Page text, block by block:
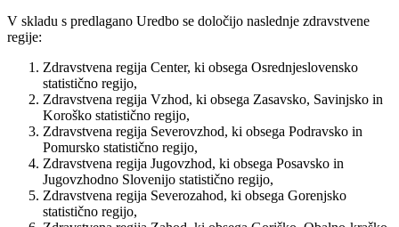
V skladu s predlagano Uredbo se določijo naslednje zdravstvene
regije:
Zdravstvena regija Center, ki obsega Osrednjeslovensko
statistično regijo,
Zdravstvena regija Vzhod, ki obsega Zasavsko, Savinjsko in
Koroško statistično regijo,
Zdravstvena regija Severovzhod, ki obsega Podravsko in
Pomursko statistično regijo,
Zdravstvena regija Jugovzhod, ki obsega Posavsko in
Jugovzhodno Slovenijo statistično regijo,
Zdravstvena regija Severozahod, ki obsega Gorenjsko
statistično regijo,